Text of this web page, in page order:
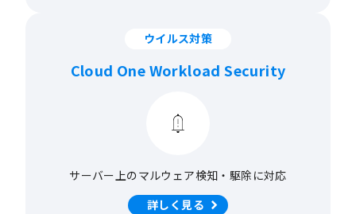
ウイルス対策
Cloud One Workload Security
サーバー上のマルウェア検知・駆除に対応
詳しく見る